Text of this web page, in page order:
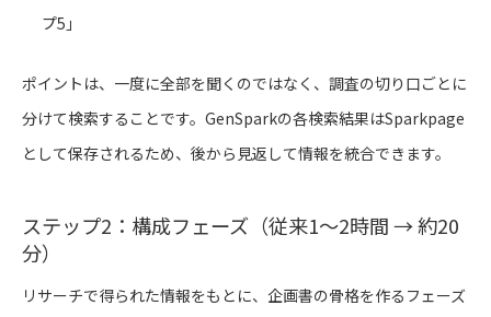
プ5」
ポイントは、一度に全部を聞くのではなく、調査の切り口ごとに
分けて検索することです。GenSparkの各検索結果はSparkpage
として保存されるため、後から見返して情報を統合できます。
ステップ2：構成フェーズ（従来1〜2時間 → 約20
分）
リサーチで得られた情報をもとに、企画書の骨格を作るフェーズ